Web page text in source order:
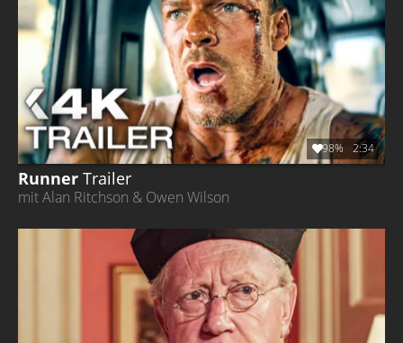
Runner Trailer
mit Alan Ritchson & Owen Wilson
98% 2:34